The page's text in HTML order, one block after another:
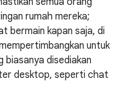
rumah mereka;
bermain kapan saja, di
untuk
biasanya disediakan
desktop, seperti chat